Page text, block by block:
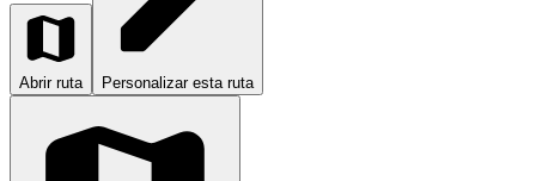
Abrir ruta Personalizar esta ruta